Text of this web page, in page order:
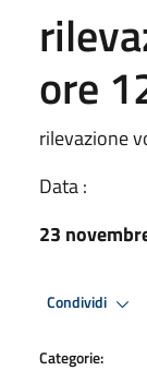
ore
rilevazione
Data :
23
Condividi
Categorie: